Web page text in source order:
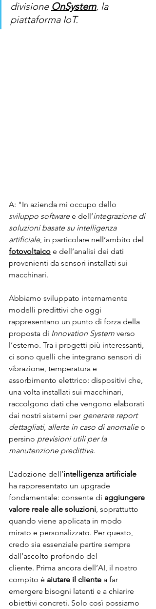
divisione OnSystem, la
piattaforma IoT.
A: "In azienda mi occupo dello
sviluppo software e dell’integrazione di
soluzioni basate su intelligenza
artificiale, in particolare nell’ambito del
fotovoltaico e dell’analisi dei dati
provenienti da sensori installati sui
macchinari.
Abbiamo sviluppato internamente
modelli predittivi che oggi
rappresentano un punto di forza della
proposta di Innovation System verso
l’esterno. Tra i progetti più interessanti,
ci sono quelli che integrano sensori di
vibrazione, temperatura e
assorbimento elettrico: dispositivi che,
una volta installati sui macchinari,
raccolgono dati che vengono elaborati
dai nostri sistemi per generare report
dettagliati, allerte in caso di anomalie o
persino previsioni utili per la
manutenzione predittiva.
L’adozione dell’intelligenza artificiale
ha rappresentato un upgrade
fondamentale: consente di aggiungere
valore reale alle soluzioni, soprattutto
quando viene applicata in modo
mirato e personalizzato. Per questo,
credo sia essenziale partire sempre
dall’ascolto profondo del
cliente. Prima ancora dell’AI, il nostro
compito è aiutare il cliente a far
emergere bisogni latenti e a chiarire
obiettivi concreti. Solo così possiamo